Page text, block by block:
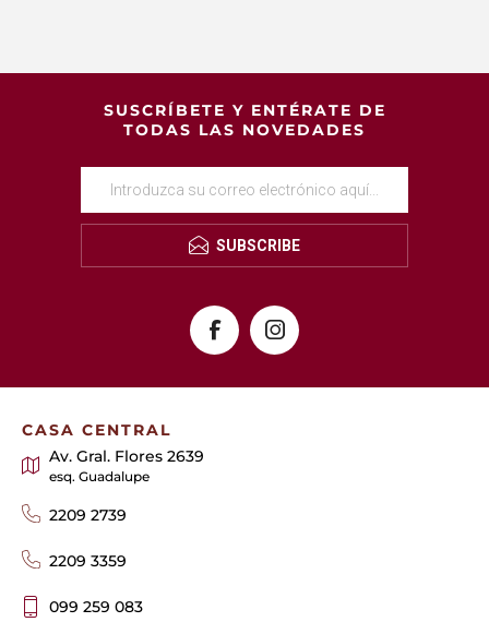
SUSCRÍBETE Y ENTÉRATE DE
TODAS LAS NOVEDADES
SUBSCRIBE
CASA CENTRAL
Av. Gral. Flores 2639
esq. Guadalupe
2209 2739
2209 3359
099 259 083